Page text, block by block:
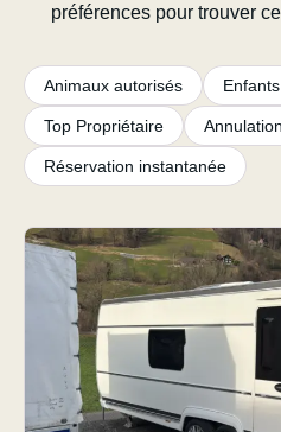
préférences pour trouver
Animaux autorisés
Top Propriétaire
Réservation instantanée